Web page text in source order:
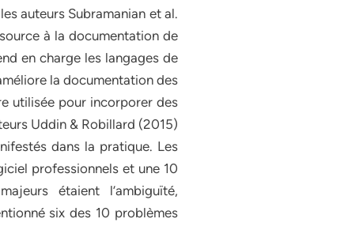
auteurs Subramanian et al.
à la documentation de
en charge les langages de
la documentation des
utilisée pour incorporer des
Uddin & Robillard (2015)
dans la pratique. Les
professionnels et une 10
étaient l’ambiguïté,
six des 10 problèmes